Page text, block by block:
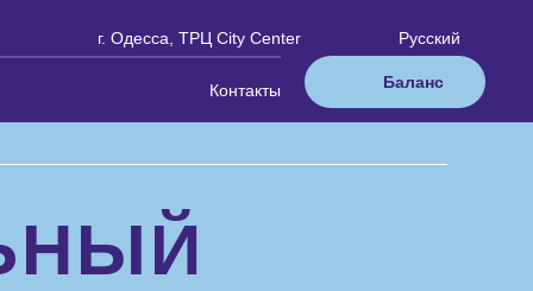
г. Одесса, ТРЦ City Center Русский
Контакты Баланс